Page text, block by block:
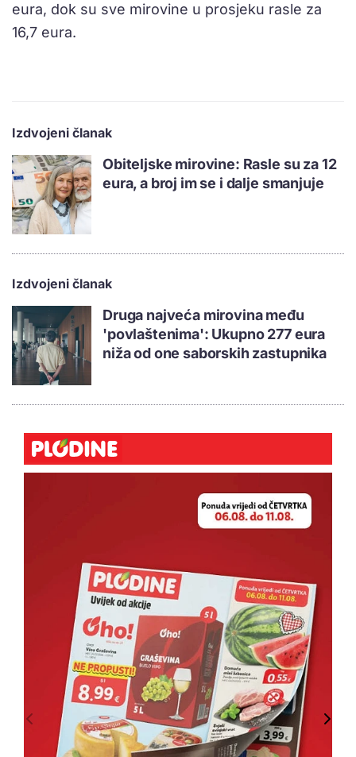
eura, dok su sve mirovine u prosjeku rasle za
16,7 eura.
Izdvojeni članak
Obiteljske mirovine: Rasle su za 12
eura, a broj im se i dalje smanjuje
Izdvojeni članak
Druga najveća mirovina među
'povlaštenima': Ukupno 277 eura
niža od one saborskih zastupnika